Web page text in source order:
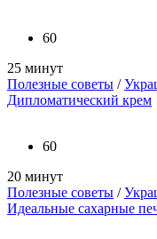
60
25 минут
Полезные советы /
Дипломатический крем
60
20 минут
Полезные советы /
Идеальные сахарные